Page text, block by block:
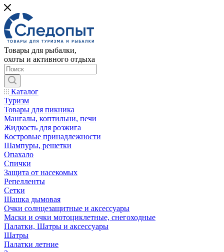
Товары для рыбалки,
охоты и активного отдыха
Каталог
Туризм
Товары для пикника
Мангалы, коптильни, печи
Жидкость для розжига
Костровые принадлежности
Шампуры, решетки
Опахало
Спички
Защита от насекомых
Репелленты
Сетки
Шашка дымовая
Очки солнцезащитные и аксессуары
Маски и очки мотоциклетные, снегоходные
Палатки, Шатры и аксессуары
Шатры
Палатки летние